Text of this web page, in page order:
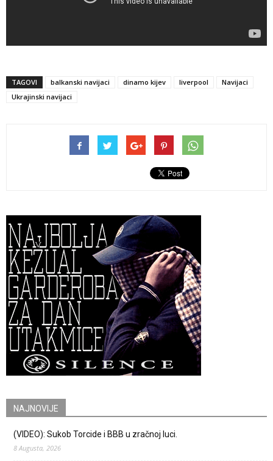
TAGOVI balkanski navijaci dinamo kijev liverpool
Navijaci
Ukrajinski navijaci
NAJNOVIJE
(VIDEO): Sukob Torcide i BBB u zračnoj luci.
8 Augusta, 2026